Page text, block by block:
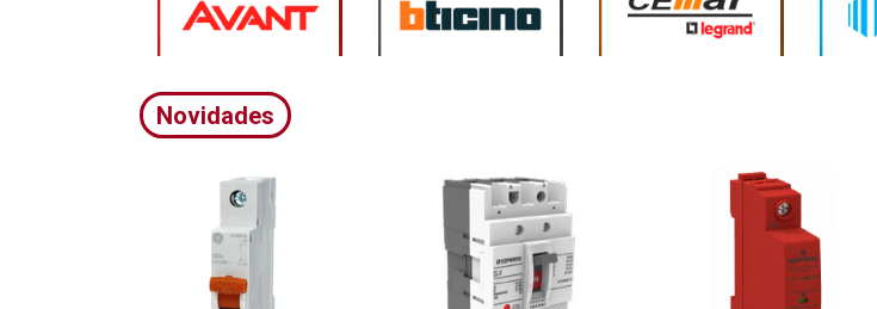
Novidades